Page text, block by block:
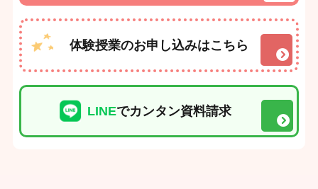
体験授業のお申し込みはこちら
LINEでカンタン資料請求